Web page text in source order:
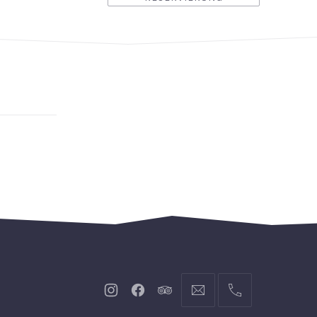
NeuesNeuesNeues info@hofgut-